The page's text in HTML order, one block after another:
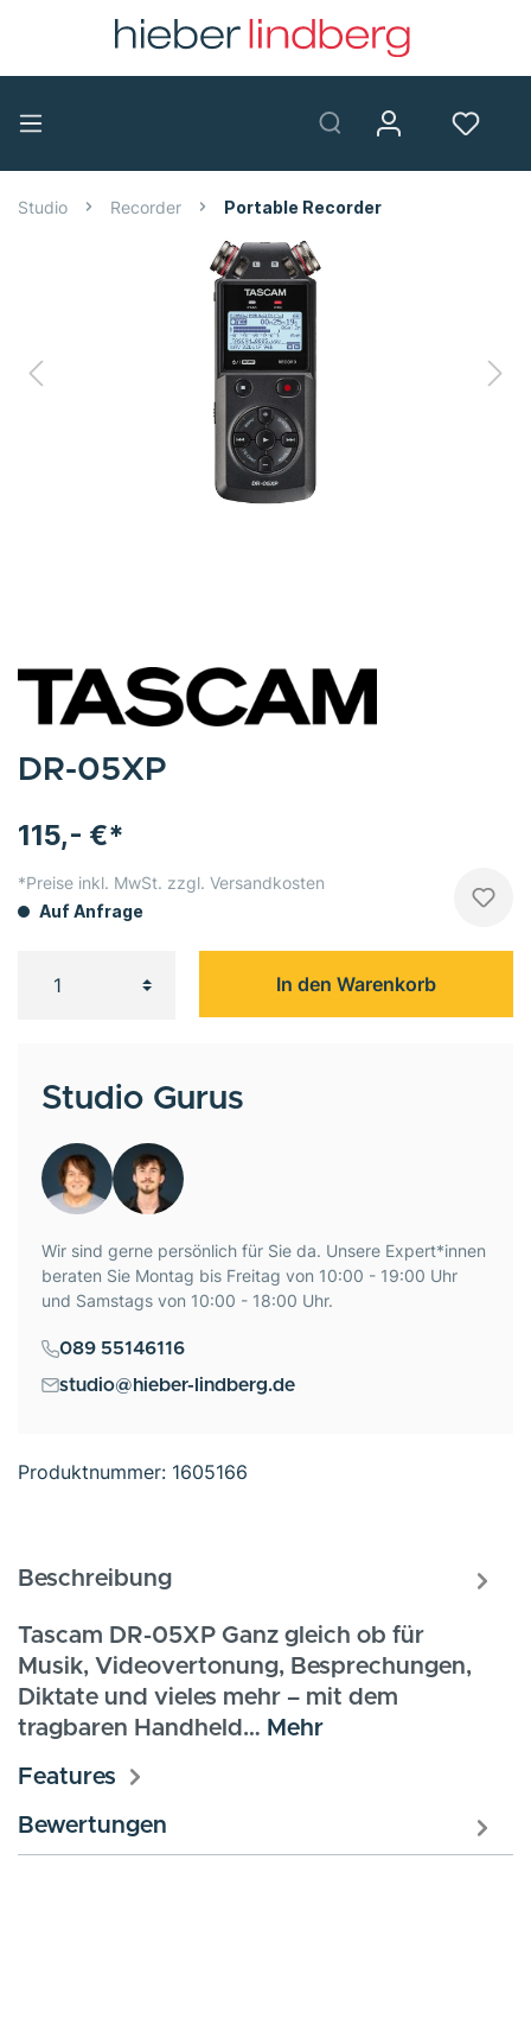
Studio Recorder Portable Recorder
115,- €*
*Preise inkl. MwSt. zzgl. Versandkosten
Auf Anfrage
In den Warenkorb
Produktnummer: 1605166
DR-05XP
Studio Gurus
Wir sind gerne persönlich für Sie da. Unsere Expert*innen
beraten Sie Montag bis Freitag von 10:00 - 19:00 Uhr
und Samstags von 10:00 - 18:00 Uhr.
089 55146116
studio@hieber-lindberg.de
Beschreibung
Tascam DR-05XP Ganz gleich ob für
Musik, Videovertonung, Besprechungen,
Diktate und vieles mehr – mit dem
tragbaren Handheld… Mehr
Features
Bewertungen